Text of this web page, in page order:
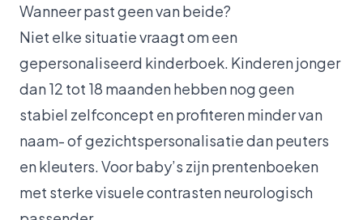
Wanneer past geen van beide?
Niet elke situatie vraagt om een
gepersonaliseerd kinderboek. Kinderen jonger
dan 12 tot 18 maanden hebben nog geen
stabiel zelfconcept en profiteren minder van
naam- of gezichtspersonalisatie dan peuters
en kleuters. Voor baby’s zijn prentenboeken
met sterke visuele contrasten neurologisch